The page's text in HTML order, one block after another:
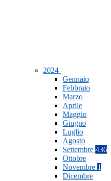
2024
Gennaio
Febbraio
Marzo
Aprile
Maggio
Giugno
Luglio
Agosto
Settembre 436
Ottobre
Novembre 1
Dicembre